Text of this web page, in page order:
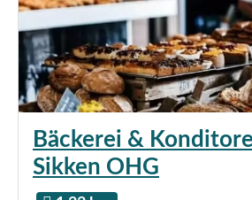
Bäckerei &
Sikken OHG